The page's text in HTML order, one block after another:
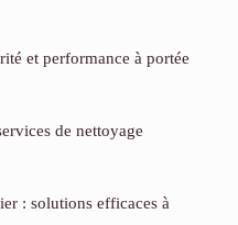
et performance à portée
de nettoyage
: solutions efficaces à